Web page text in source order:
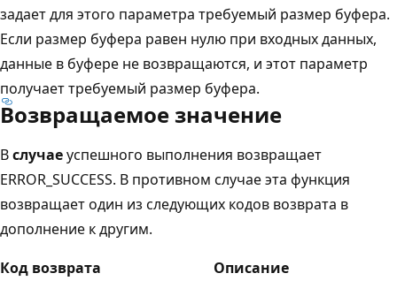
задает для этого параметра требуемый размер буфера.
Если размер буфера равен нулю при входных данных,
данные в буфере не возвращаются, и этот параметр
получает требуемый размер буфера.
Возвращаемое значение
Вслучаеуспешного выполнения возвращает
ERROR_SUCCESS. В противном случае эта функция
возвращает один из следующих кодов возврата в
дополнение к другим.
Код возврата
Описание